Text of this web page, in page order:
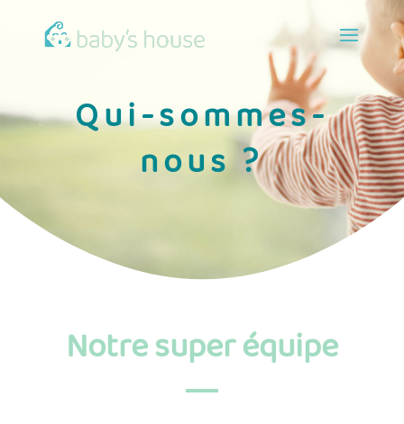
Qui-sommes-
nous ?
Notre super équipe